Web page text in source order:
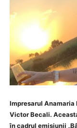
Impresarul Anamaria
Victor Becali.
în cadrul emisiunii